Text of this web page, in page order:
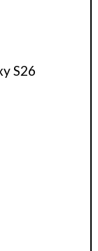
S26